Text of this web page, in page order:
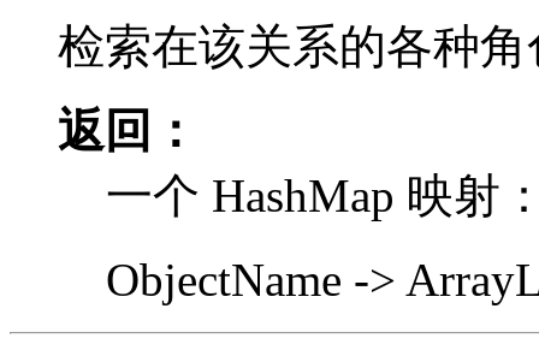
检索在该关系的各种
返回：
一个 HashMap 映射
ObjectName ->